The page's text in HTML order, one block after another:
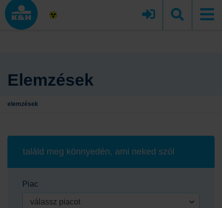
Elemzések
elemzések
találd meg könnyedén, ami neked szól
Piac
válassz piacot